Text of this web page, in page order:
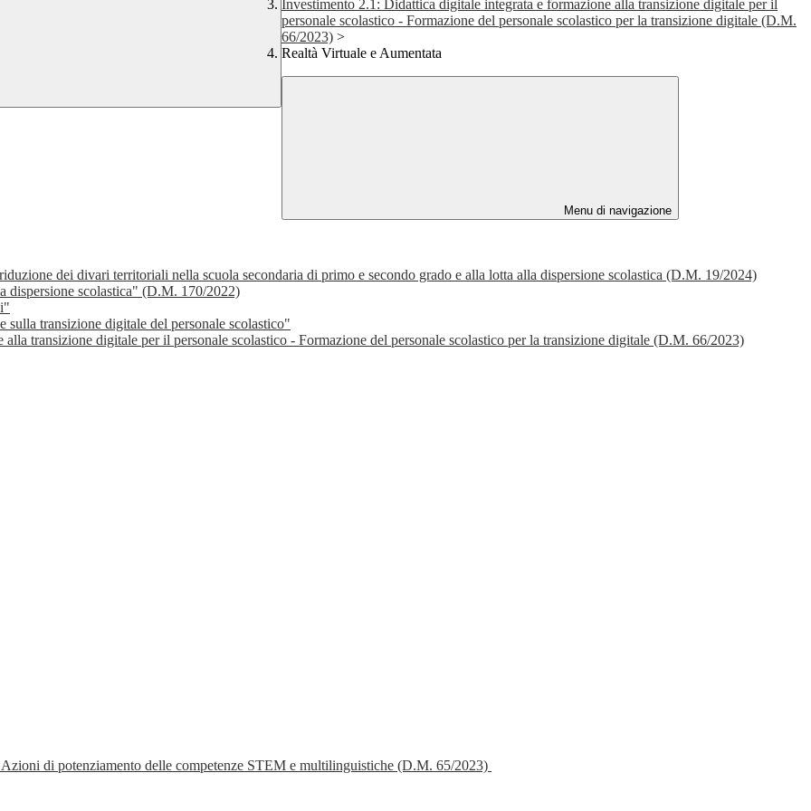
Investimento 2.1: Didattica digitale integrata e formazione alla transizione digitale per il
personale scolastico - Formazione del personale scolastico per la transizione digitale (D.M.
66/2023) >
Realtà Virtuale e Aumentata
Menu di navigazione
dei divari territoriali nella scuola secondaria di primo e secondo grado e alla lotta alla dispersione scolastica (D.M. 19/2024)
dispersione scolastica" (D.M. 170/2022)
transizione digitale del personale scolastico"
transizione digitale per il personale scolastico - Formazione del personale scolastico per la transizione digitale (D.M. 66/2023)
di potenziamento delle competenze STEM e multilinguistiche (D.M. 65/2023)